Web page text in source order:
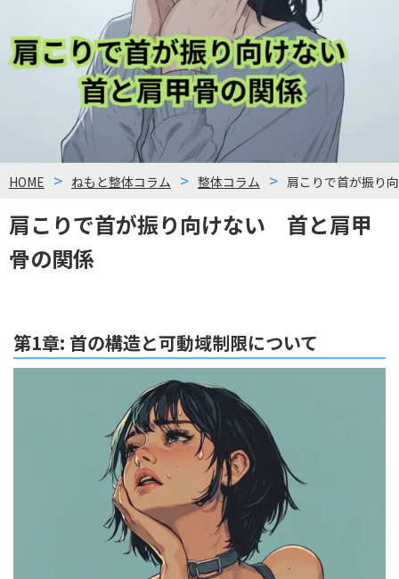
肩こりで首が振り向けない 首と肩甲
骨の関係
HOME ねもと整体コラム 整体コラム 肩こりで首が振り
第1章: 首の構造と可動域制限について